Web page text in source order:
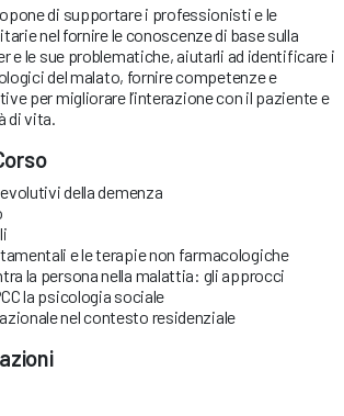
di supportare i professionisti e le
nel fornire le conoscenze di base sulla
e le sue problematiche, aiutarli ad identificare i
del malato, fornire competenze e
per migliorare l’interazione con il paziente e
di vita.
della demenza
e le terapie non farmacologiche
la persona nella malattia: gli approcci
la psicologia sociale
nel contesto residenziale